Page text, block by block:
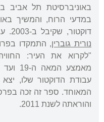
במדעי הרוח, והמשיך
דוקטור, שקיבל ב-2003. עבודותיו, שנכתבו בהנחיית פרופ'
נורית גוברין, התמקדו
"לקרוא את העיר:
המאוחד. ספר זה זכה
והוראתה לשנת 2011.